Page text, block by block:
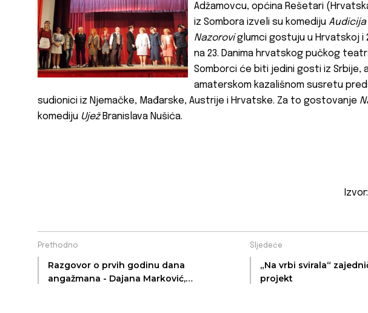
Adžamovcu, općina Rešetari
iz Sombora izveli su komediju Audicija
Nazoroviglumci gostuju u Hrvatskoj i
na 23. Danima hrvatskog pučkog
Somborci će biti jedini gosti iz Srbije,
amaterskom kazališnom susretu
sudionici iz Njemačke, Mađarske, Austrije i Hrvatske. Za to gostovanje
komediju UježBranislava Nušića.
Prethodno
Razgovor o prvih godinu dana
angažmana - Dajana Marković,
Sljedeće
„Na vrbi svirala“
projekt